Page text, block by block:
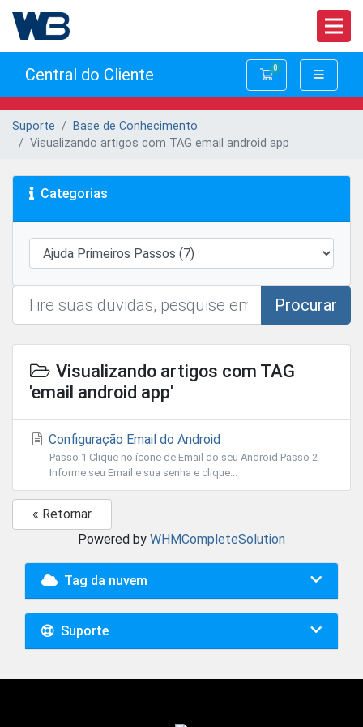
Central do Cliente 0
Carrinho de
Suporte
Base de Conhecimento
Visualizando artigos com TAG email android app
Categorias
Procurar
Visualizando artigos com TAG
'email android app'
Configuração Email do Android
Passo 1 Clique no ícone de Email do seu Android Passo 2
Informe seu Email e sua senha e clique...
« Retornar
Powered by WHMCompleteSolution
Tag da nuvem
Suporte